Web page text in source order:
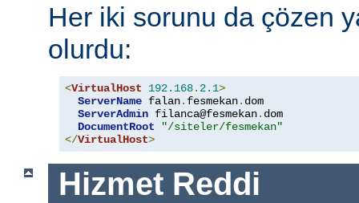
Her iki sorunu da çözen
olurdu:
<VirtualHost 192.168. 2.1>
ServerName falan. fesmekan. dom
ServerAdmin filanca@fesmekan. dom
DocumentRoot
"/siteler/fesmekan"
</VirtualHost>
Hizmet Reddi